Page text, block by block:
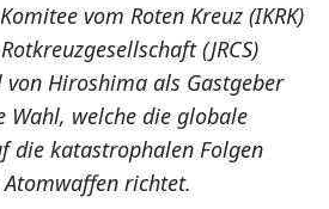
vom Roten Kreuz (IKRK)
(JRCS)
von Hiroshima als Gastgeber
Wahl, welche die globale
die katastrophalen Folgen
Atomwaffen richtet.